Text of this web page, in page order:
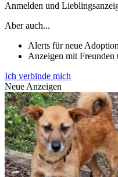
Anmelden und
Aber auch...
Alerts für neue
Anzeigen mit Freunden
Ich verbinde mich
Neue Anzeigen